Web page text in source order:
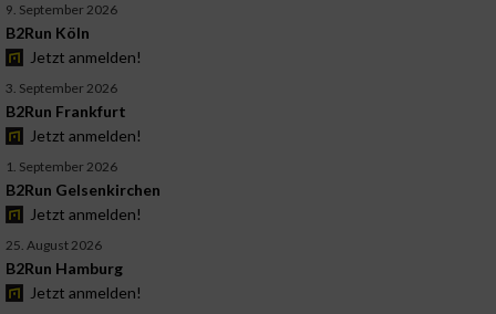
9. September 2026
B2Run Köln
Jetzt anmelden!
3. September 2026
B2Run Frankfurt
Jetzt anmelden!
1. September 2026
B2Run Gelsenkirchen
Jetzt anmelden!
25. August 2026
B2Run Hamburg
Jetzt anmelden!